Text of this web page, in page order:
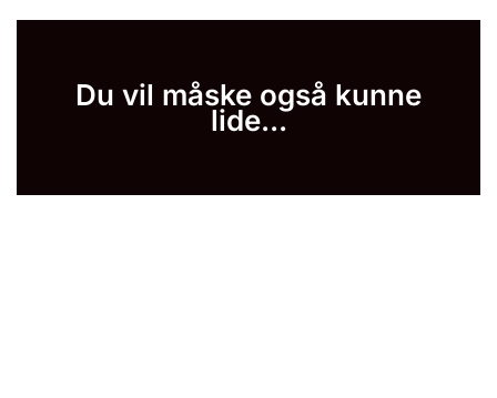
Du vil måske også kunne
lide...